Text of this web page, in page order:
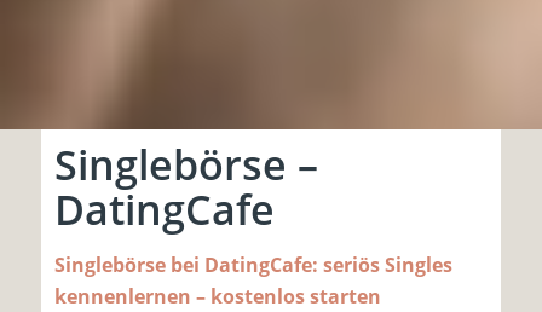
Singlebörse –
DatingCafe
Singlebörse bei DatingCafe: seriös Singles
kennenlernen – kostenlos starten